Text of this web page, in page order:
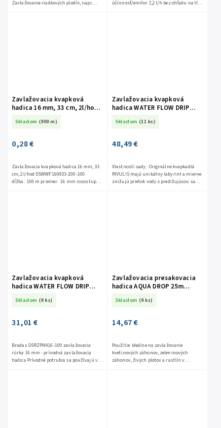
Zavlažovanie riadkových plodín, napr.
účinnosť/emitor 2,2 l/h bez ohľadu na tlak
Zavlažovacia kvapková
hadica 16 mm, 33 cm, 2l/hod
Skladom (900 m)
0,28 €
Zavlažovacia kvapková hadica 16 mm, 33
cm, 2l/hod DSWWF160933-200-100
dĺžka: 100 m priemer: 16 mm rozostup
Zavlažovacia kvapková
hadica WATER FLOW DRIP
SET4
Skladom (11 ks)
48,49 €
Vlastnosti sady:· Originálne kvapkadlá
RIVULIS majú unikátny labyrint a mierne
znižujú prietok vody s predlžujúcou sa
Zavlažovacia kvapková
hadica WATER FLOW DRIP
SET2
Skladom (9 ks)
31,01 €
Bradas DSRZPN416-100 zavlažovacia
rúrka 16 mm - prívodná zavlažovacia
hadica Prívodné potrubia sa používajú v
Zavlažovacia presakovacia
hadica AQUA DROP 25m
Skladom (9 ks)
14,67 €
Použitie· Ideálne na zavlažovanie
kvetinových záhonov, zeleninových
záhonov, živých plotov a rastlín v